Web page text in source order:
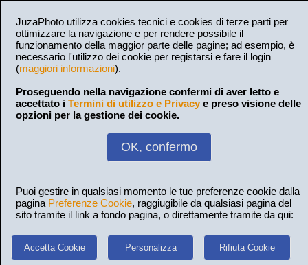
JuzaPhoto utilizza cookies tecnici e cookies di terze parti per
ottimizzare la navigazione e per rendere possibile il
funzionamento della maggior parte delle pagine; ad esempio, è
necessario l'utilizzo dei cookie per registarsi e fare il login
(maggiori informazioni).
Proseguendo nella navigazione confermi di aver letto e
accettato i Termini di utilizzo e Privacy e preso visione delle
opzioni per la gestione dei cookie.
OK, confermo
Puoi gestire in qualsiasi momento le tue preferenze cookie dalla
pagina Preferenze Cookie, raggiugibile da qualsiasi pagina del
sito tramite il link a fondo pagina, o direttamente tramite da qui:
Accetta Cookie Personalizza Rifiuta Cookie